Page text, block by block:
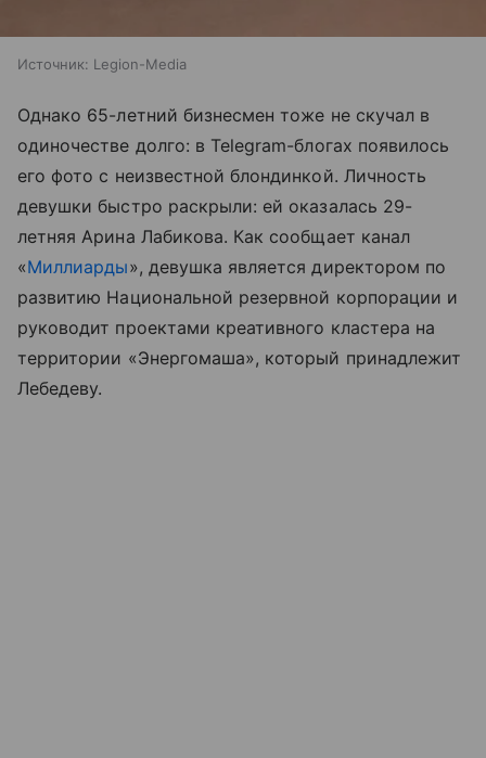
Источник: Legion-Media
Однако 65-летний бизнесмен тоже не скучал в
одиночестве долго: в Telegram-блогах появилось
его фото с неизвестной блондинкой. Личность
девушки быстро раскрыли: ей оказалась 29-
летняя Арина Лабикова. Как сообщает канал
«Миллиарды», девушка является директором по
развитию Национальной резервной корпорации и
руководит проектами креативного кластера на
территории «Энергомаша», который принадлежит
Лебедеву.